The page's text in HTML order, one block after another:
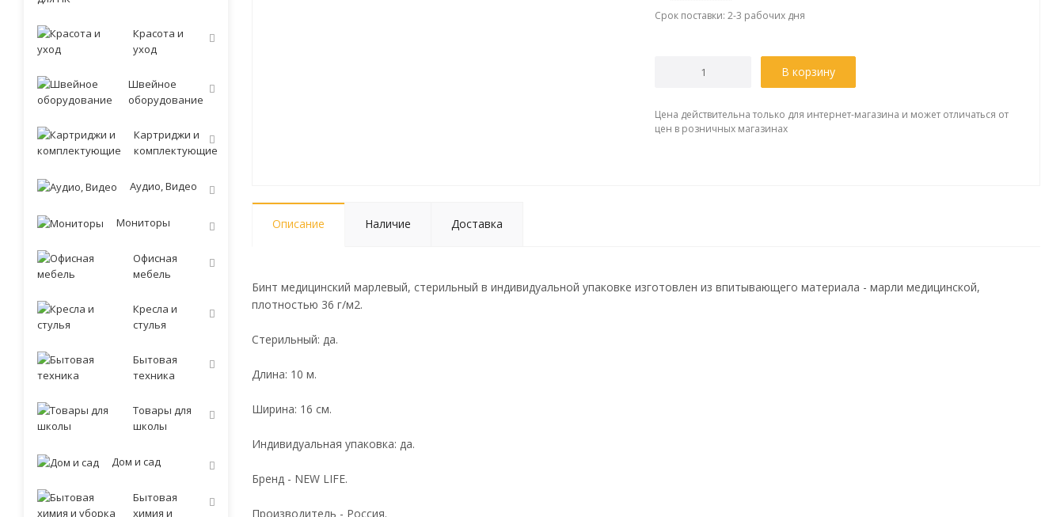
Срок поставки: 2-3 рабочих дня
В корзину
Цена действительна только для интернет-магазина и может отличаться от
цен в розничных магазинах
Описание Наличие Доставка
Бинт медицинский марлевый, стерильный в индивидуальной упаковке изготовлен из впитывающего материала - марли медицинской,
плотностью 36 г/м2.
Стерильный: да.
Длина: 10 м.
Ширина: 16 см.
Индивидуальная упаковка: да.
Бренд - NEW LIFE.
Производитель - Россия.
Красота и
уход
Швейное
оборудование
Картриджи и
комплектующие
Аудио, Видео
Мониторы
Офисная
мебель
Кресла и
стулья
Бытовая
техника
Товары для
школы
Дом и сад
Бытовая
химия и